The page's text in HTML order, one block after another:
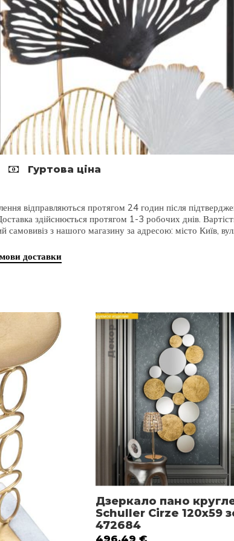
Гуртова ціна
відправляються протягом 24 годин після
здійснюється протягом 1-3 робочих днів.
самовивіз з нашого магазину за адресою: місто Київ,
доставки
Декор
Дзеркало пано
Schuller Cirze 120х59
472684